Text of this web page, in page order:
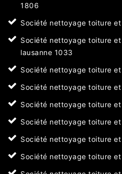
1806
Société nettoyage toiture
Société nettoyage toiture
lausanne 1033
Société nettoyage toiture
Société nettoyage toiture
Société nettoyage toiture
Société nettoyage toiture
Société nettoyage toiture
Société nettoyage toiture